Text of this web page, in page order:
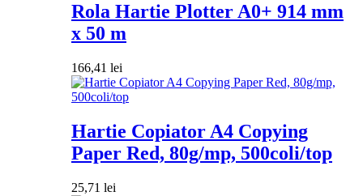
Rola Hartie Plotter A0+ 914 mm
x 50 m
166,41 lei
Hartie Copiator A4 Copying
Paper Red, 80g/mp, 500coli/top
25,71 lei